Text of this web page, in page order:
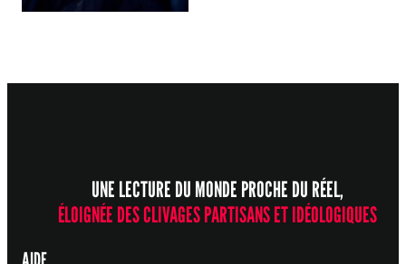
UNE LECTURE DU MONDE PROCHE DU RÉEL,
ÉLOIGNÉE DES CLIVAGES PARTISANS ET IDÉOLOGIQUES